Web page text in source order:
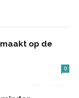
op de
0